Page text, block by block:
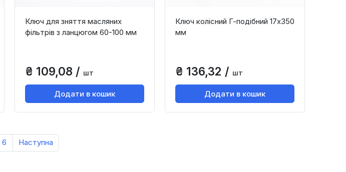
Ключ для зняття масляних
фільтрів з ланцюгом 60-100 мм
₴ 109,08 / шт
Додати в кошик
Ключ колісний Г-подібний 17x350
мм
₴ 136,32 / шт
Додати в кошик
6 Наступна